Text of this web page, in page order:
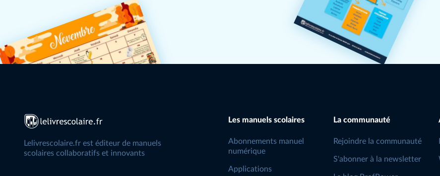
Lelivrescolaire.fr est éditeur de manuels
scolaires collaboratifs et innovants
Les manuels scolaires
Abonnements manuel
numérique
Applications
La communauté
Rejoindre la communauté
S'abonner à la newsletter